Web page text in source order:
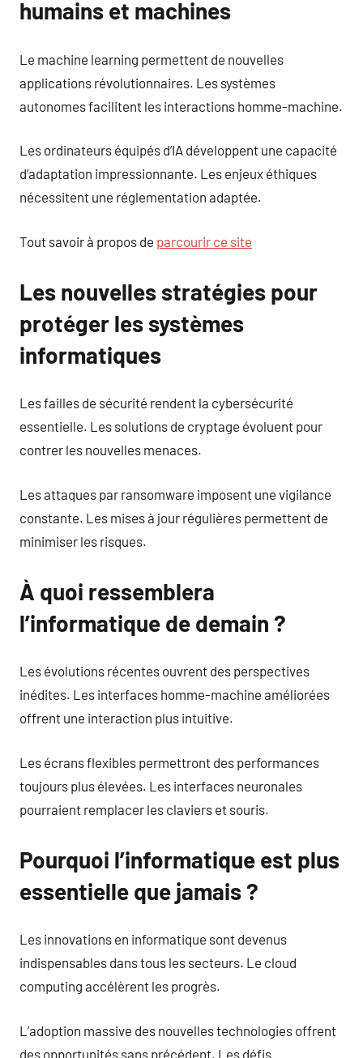
humains et machines
Le machine learning permettent de nouvelles
applications révolutionnaires. Les systèmes
autonomes facilitent les interactions homme-machine.
Les ordinateurs équipés d’IA développent une capacité
d’adaptation impressionnante. Les enjeux éthiques
nécessitent une réglementation adaptée.
Tout savoir à propos de parcourir ce site
Les nouvelles stratégies pour
protéger les systèmes
informatiques
Les failles de sécurité rendent la cybersécurité
essentielle. Les solutions de cryptage évoluent pour
contrer les nouvelles menaces.
Les attaques par ransomware imposent une vigilance
constante. Les mises à jour régulières permettent de
minimiser les risques.
À quoi ressemblera
l’informatique de demain ?
Les évolutions récentes ouvrent des perspectives
inédites. Les interfaces homme-machine améliorées
offrent une interaction plus intuitive.
Les écrans flexibles permettront des performances
toujours plus élevées. Les interfaces neuronales
pourraient remplacer les claviers et souris.
Pourquoi l’informatique est plus
essentielle que jamais ?
Les innovations en informatique sont devenus
indispensables dans tous les secteurs. Le cloud
computing accélèrent les progrès.
L’adoption massive des nouvelles technologies offrent
des opportunités sans précédent. Les défis